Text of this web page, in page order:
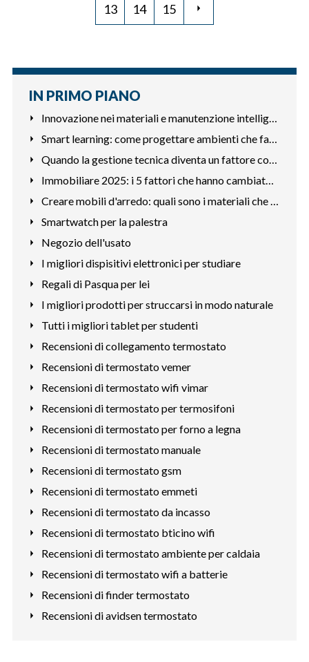
13 14 15
IN PRIMO PIANO
Innovazione nei materiali e manutenzione intelligente
Smart learning: come progettare ambienti che favoriscono la
Quando la gestione tecnica diventa un fattore competitivo
Immobiliare 2025: i 5 fattori che hanno cambiato le priorità
Creare mobili d'arredo: quali sono i materiali che richiedon
Smartwatch per la palestra
Negozio dell'usato
I migliori dispisitivi elettronici per studiare
Regali di Pasqua per lei
I migliori prodotti per struccarsi in modo naturale
Tutti i migliori tablet per studenti
Recensioni di collegamento termostato
Recensioni di termostato vemer
Recensioni di termostato wifi vimar
Recensioni di termostato per termosifoni
Recensioni di termostato per forno a legna
Recensioni di termostato manuale
Recensioni di termostato gsm
Recensioni di termostato emmeti
Recensioni di termostato da incasso
Recensioni di termostato bticino wifi
Recensioni di termostato ambiente per caldaia
Recensioni di termostato wifi a batterie
Recensioni di finder termostato
Recensioni di avidsen termostato